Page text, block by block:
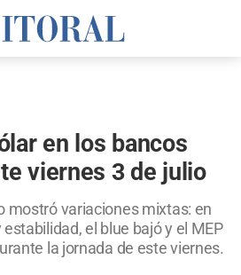
en los bancos
viernes 3 de julio
mostró variaciones mixtas: en
el blue bajó y el MEP
la jornada de este viernes.